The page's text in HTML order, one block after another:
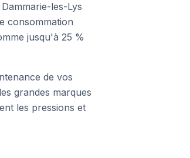
Dammarie-les-Lys
consommation
jusqu'à 25 %
de vos
grandes marques
les pressions et